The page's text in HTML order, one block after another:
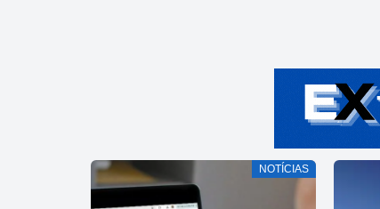
NOTÍCIAS